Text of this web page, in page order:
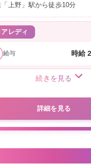
上野」駅から徒歩10分
レディ
給与 時給
続きを見る
詳細を見る